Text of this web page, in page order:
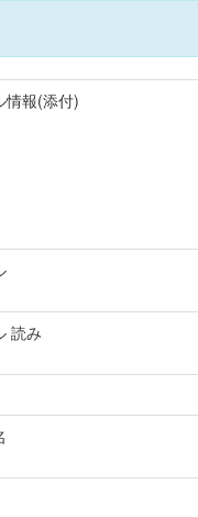
情報(添付)
読み